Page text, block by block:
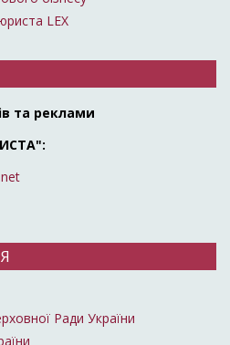
LEX
та реклами
Ради України